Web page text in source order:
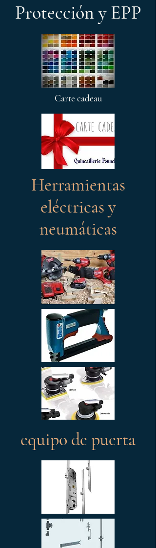
Protección y EPP
Carte cadeau
Herramientas
eléctricas y
neumáticas
equipo de puerta